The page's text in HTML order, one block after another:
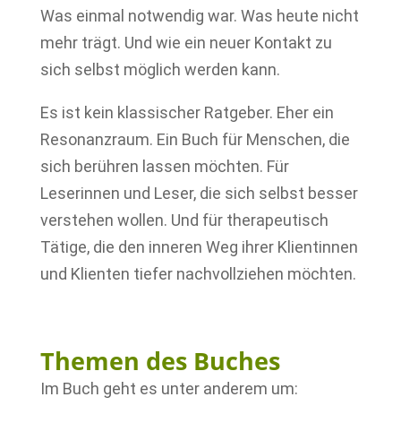
Was einmal notwendig war. Was heute nicht
mehr trägt. Und wie ein neuer Kontakt zu
sich selbst möglich werden kann.
Es ist kein klassischer Ratgeber. Eher ein
Resonanzraum. Ein Buch für Menschen, die
sich berühren lassen möchten. Für
Leserinnen und Leser, die sich selbst besser
verstehen wollen. Und für therapeutisch
Tätige, die den inneren Weg ihrer Klientinnen
und Klienten tiefer nachvollziehen möchten.
Themen des Buches
Im Buch geht es unter anderem um: